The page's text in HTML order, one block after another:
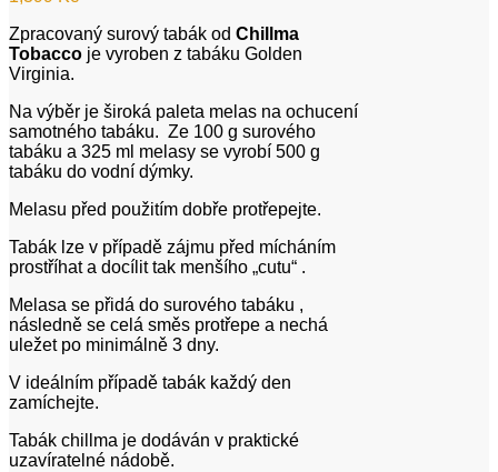
Zpracovaný surový tabák od Chillma
Tobacco je vyroben z tabáku Golden
Virginia.
Na výběr je široká paleta melas na ochucení
samotného tabáku. Ze 100 g surového
tabáku a 325 ml melasy se vyrobí 500 g
tabáku do vodní dýmky.
Melasu před použitím dobře protřepejte.
Tabák lze v případě zájmu před mícháním
prostříhat a docílit tak menšího „cutu“ .
Melasa se přidá do surového tabáku ,
následně se celá směs protřepe a nechá
uležet po minimálně 3 dny.
V ideálním případě tabák každý den
zamíchejte.
Tabák chillma je dodáván v praktické
uzavíratelné nádobě.